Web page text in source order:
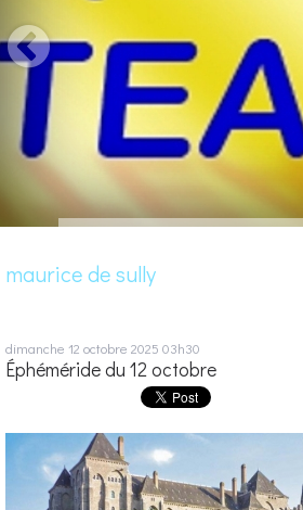
maurice de sully
dimanche 12 octobre 2025 03h30
Éphéméride du 12 octobre